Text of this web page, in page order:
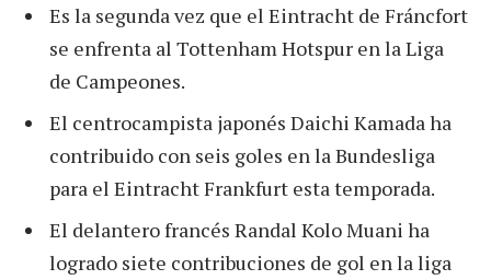
Es la segunda vez que el Eintracht de Fráncfort
se enfrenta al Tottenham Hotspur en la Liga
de Campeones.
El centrocampista japonés Daichi Kamada ha
contribuido con seis goles en la Bundesliga
para el Eintracht Frankfurt esta temporada.
El delantero francés Randal Kolo Muani ha
logrado siete contribuciones de gol en la liga